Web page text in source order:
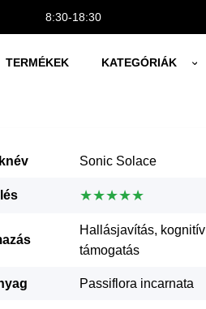
8:30-18:30
TERMÉKEK KATEGÓRIÁK
Sonic Solace
★★★★★
Hallásjavítás, kognitív
támogatás
Passiflora incarnata